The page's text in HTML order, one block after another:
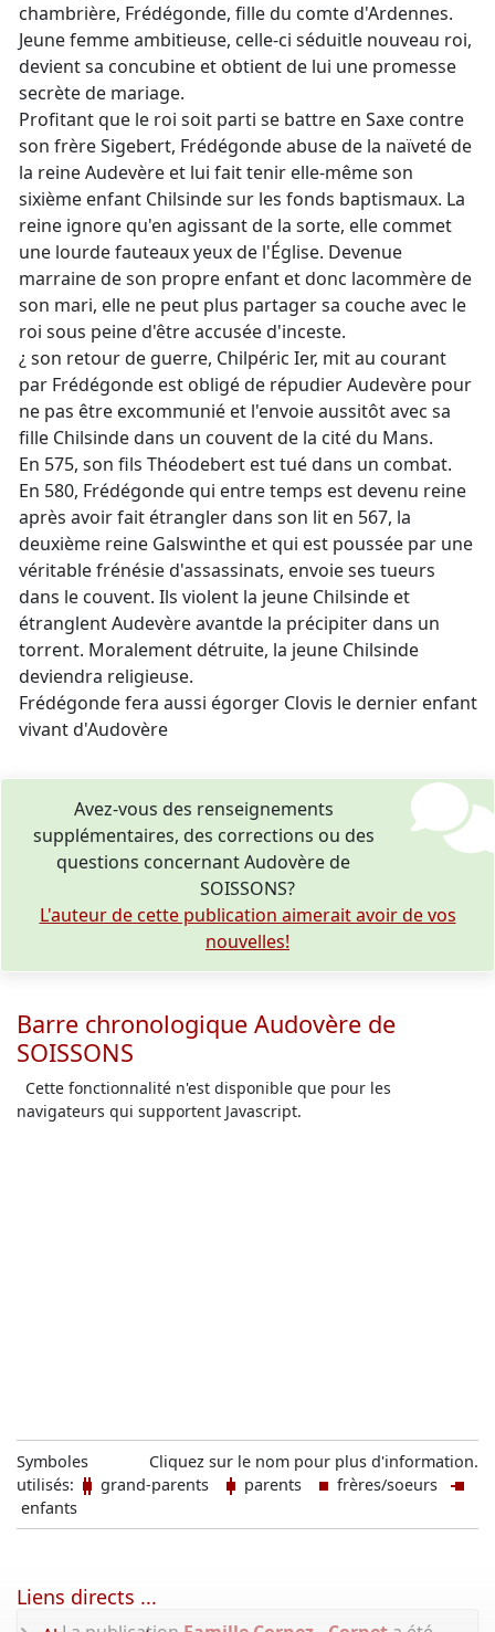
chambrière, Frédégonde, fille du comte d'Ardennes.
Jeune femme ambitieuse, celle-ci séduitle nouveau roi,
devient sa concubine et obtient de lui une promesse
secrète de mariage.
Profitant que le roi soit parti se battre en Saxe contre
son frère Sigebert, Frédégonde abuse de la naïveté de
la reine Audevère et lui fait tenir elle-même son
sixième enfant Chilsinde sur les fonds baptismaux. La
reine ignore qu'en agissant de la sorte, elle commet
une lourde fauteaux yeux de l'Église. Devenue
marraine de son propre enfant et donc lacommère de
son mari, elle ne peut plus partager sa couche avec le
roi sous peine d'être accusée d'inceste.
¿ son retour de guerre, Chilpéric Ier, mit au courant
par Frédégonde est obligé de répudier Audevère pour
ne pas être excommunié et l'envoie aussitôt avec sa
fille Chilsinde dans un couvent de la cité du Mans.
En 575, son fils Théodebert est tué dans un combat.
En 580, Frédégonde qui entre temps est devenu reine
après avoir fait étrangler dans son lit en 567, la
deuxième reine Galswinthe et qui est poussée par une
véritable frénésie d'assassinats, envoie ses tueurs
dans le couvent. Ils violent la jeune Chilsinde et
étranglent Audevère avantde la précipiter dans un
torrent. Moralement détruite, la jeune Chilsinde
deviendra religieuse.
Frédégonde fera aussi égorger Clovis le dernier enfant
vivant d'Audovère
Avez-vous des renseignements
supplémentaires, des corrections ou des
questions concernant Audovère de
SOISSONS?
L'auteur de cette publication aimerait avoir de vos
nouvelles!
Barre chronologique Audovère de
SOISSONS
Cette fonctionnalité n'est disponible que pour les
navigateurs qui supportent Javascript.
Cliquez sur le nom pour plus d'information.
Symboles
utilisés:
grand-parents parents
frères/soeurs
enfants
Liens directs ...